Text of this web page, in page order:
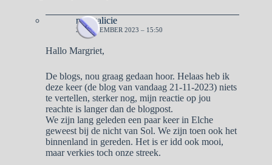
naargalicie
21 NOVEMBER 2023 – 15:50
Hallo Margriet,
De blogs, nou graag gedaan hoor. Helaas heb ik
deze keer (de blog van vandaag 21-11-2023) niets
te vertellen, sterker nog, mijn reactie op jou
reachte is langer dan de blogpost.
We zijn lang geleden een paar keer in Elche
geweest bij de nicht van Sol. We zijn toen ook het
binnenland in gereden. Het is er idd ook mooi,
maar verkies toch onze streek.